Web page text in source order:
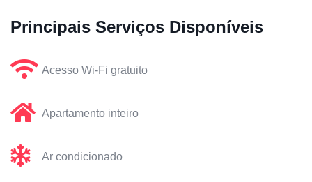
Principais Serviços Disponíveis
Acesso Wi-Fi gratuito
Apartamento inteiro
Ar condicionado